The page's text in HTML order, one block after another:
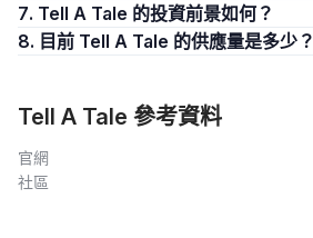
7. Tell A Tale 的投資前景如何？
8. 目前 Tell A Tale 的供應量是多少？
Tell A Tale 參考資料
官網
社區